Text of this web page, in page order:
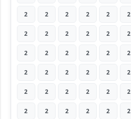
2 2 2 2 2 2
2 2 2 2 2 2
2 2 2 2 2 2
2 2 2 2 2 2
2 2 2 2 2 2
2 2 2 2 2 2